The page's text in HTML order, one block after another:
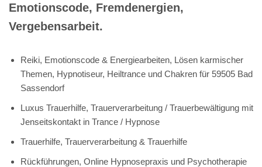
Emotionscode, Fremdenergien,
Vergebensarbeit.
Reiki, Emotionscode & Energiearbeiten, Lösen karmischer
Themen, Hypnotiseur, Heiltrance und Chakren für 59505 Bad
Sassendorf
Luxus Trauerhilfe, Trauerverarbeitung / Trauerbewältigung mit
Jenseitskontakt in Trance / Hypnose
Trauerhilfe, Trauerverarbeitung & Trauerhilfe
Rückführungen, Online Hypnosepraxis und Psychotherapie